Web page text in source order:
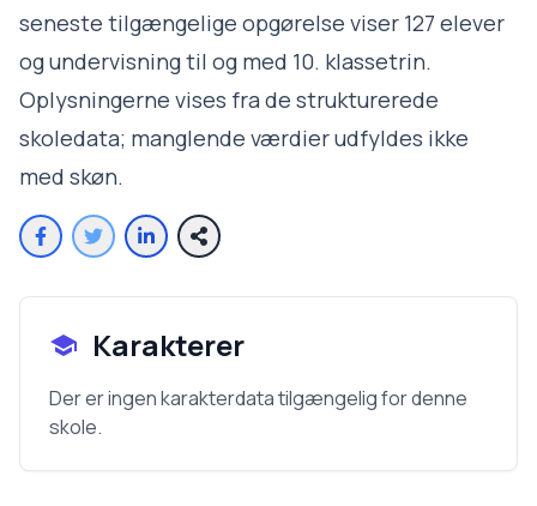
seneste tilgængelige opgørelse viser 127 elever
og undervisning til og med 10. klassetrin.
Oplysningerne vises fra de strukturerede
skoledata; manglende værdier udfyldes ikke
med skøn.
Karakterer
Der er ingen karakterdata tilgængelig for denne
skole.